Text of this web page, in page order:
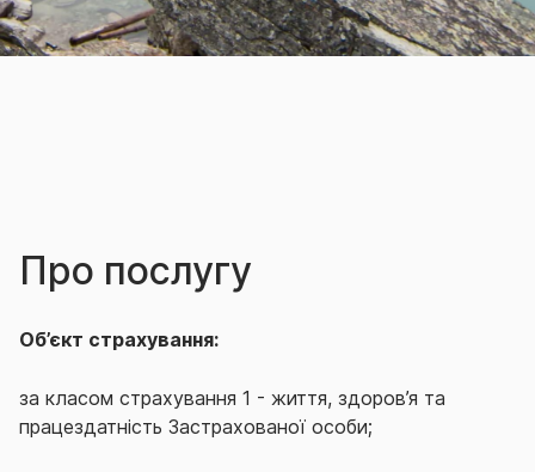
Про послугу
Об’єкт страхування:
за класом страхування 1 - життя, здоров’я та
працездатність Застрахованої особи;